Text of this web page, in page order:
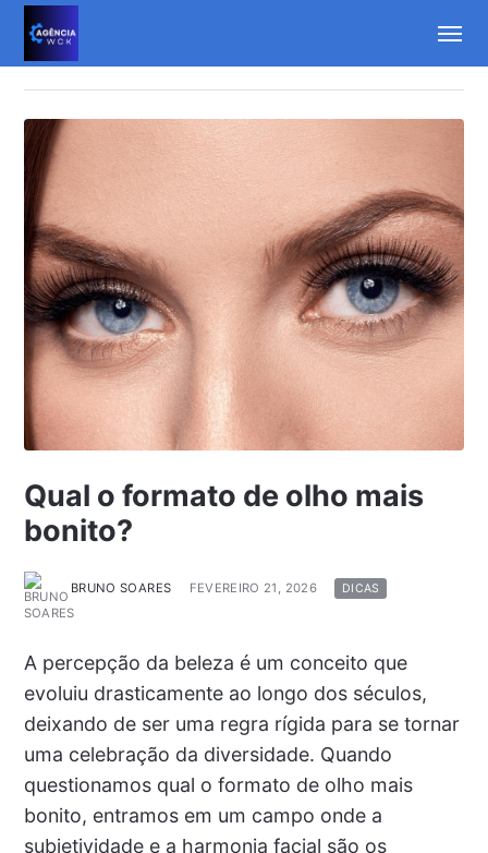
Qual o formato de olho mais
bonito?
BRUNO SOARES FEVEREIRO 21, 2026 DICAS
A percepção da beleza é um conceito que
evoluiu drasticamente ao longo dos séculos,
deixando de ser uma regra rígida para se tornar
uma celebração da diversidade. Quando
questionamos qual o formato de olho mais
bonito, entramos em um campo onde a
subjetividade e a harmonia facial são os